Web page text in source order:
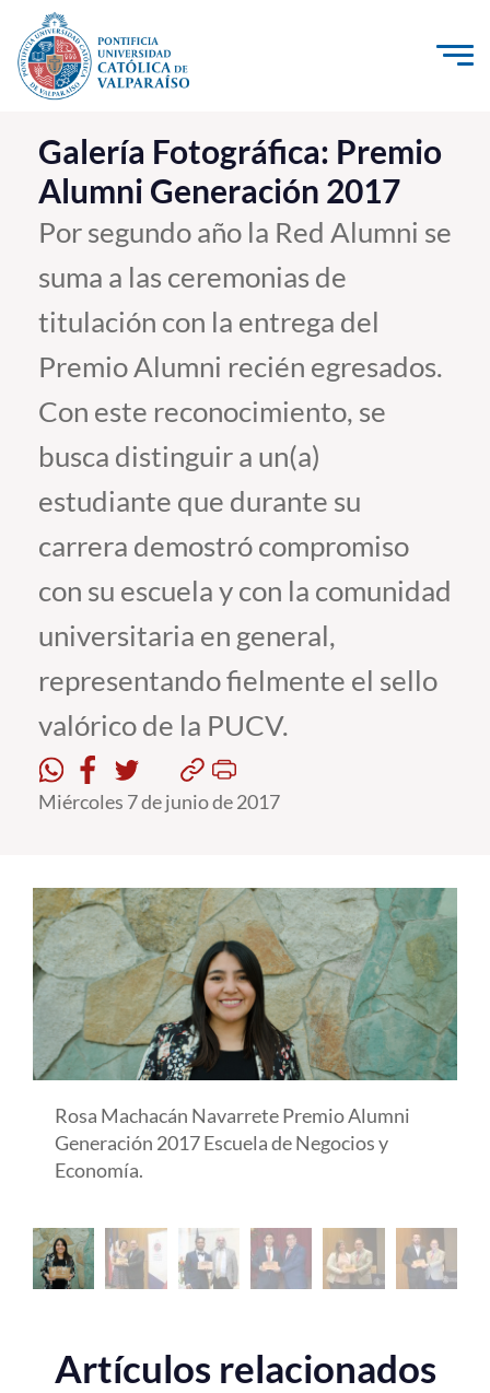
Click acá para ir directamente al contenido
La Universidad
Investigación, Creación e Innovación
PUCV Internacional
Vinculación con el Medio
Admisión
Estudiantes
Académicos
Funcionarios
Alumni
English
Galería Fotográfica: Premio
Alumni Generación 2017
Por segundo año la Red Alumni se
suma a las ceremonias de
titulación con la entrega del
Premio Alumni recién egresados.
Con este reconocimiento, se
busca distinguir a un(a)
estudiante que durante su
carrera demostró compromiso
con su escuela y con la comunidad
universitaria en general,
representando fielmente el sello
valórico de la PUCV.
Miércoles 7 de junio de 2017
Rosa Machacán Navarrete Premio Alumni
Generación 2017 Escuela de Negocios y
Economía.
Artículos relacionados